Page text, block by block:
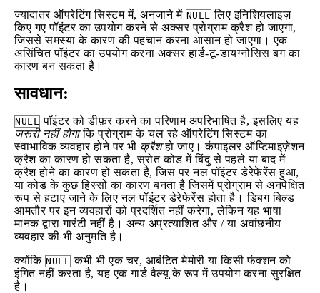
ज्यादातर ऑपरेटिंग सिस्टम में, अनजाने में NULL लिए इनिशियलाइज़
किए गए पॉइंटर का उपयोग करने से अक्सर प्रोग्राम क्रैश हो जाएगा,
जिससे समस्या के कारण की पहचान करना आसान हो जाएगा। एक
असिंचित पॉइंटर का उपयोग करना अक्सर हार्ड-टू-डायग्नोसिस बग का
कारण बन सकता है।
सावधान:
NULL पॉइंटर को डीफ़र करने का परिणाम अपरिभाषित है, इसलिए यह
जरूरी नहीं होगाकि प्रोग्राम के चल रहे ऑपरेटिंग सिस्टम का
स्वाभाविक व्यवहार होने पर भी क्रैशहो जाए। कंपाइलर ऑप्टिमाइज़ेशन
क्रैश का कारण हो सकता है, स्रोत कोड में बिंदु से पहले या बाद में
क्रैश होने का कारण हो सकता है, जिस पर नल पॉइंटर डेरेफेरेंस हुआ,
या कोड के कुछ हिस्सों का कारण बनता है जिसमें प्रोग्राम से अनपेक्षित
रूप से हटाए जाने के लिए नल पॉइंटर डेरेफेरेंस होता है। डिबग बिल्ड
आमतौर पर इन व्यवहारों को प्रदर्शित नहीं करेगा, लेकिन यह भाषा
मानक द्वारा गारंटी नहीं है। अन्य अप्रत्याशित और / या अवांछनीय
व्यवहार की भी अनुमति है।
क्योंकि NULL कभी भी एक चर, आबंटित मेमोरी या किसी फंक्शन को
इंगित नहीं करता है, यह एक गार्ड वैल्यू के रूप में उपयोग करना सुरक्षित
है।